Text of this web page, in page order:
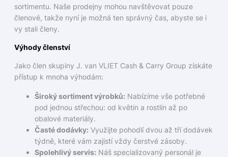
sortimentu. Naše prodejny mohou navštěvovat pouze
členové, takže nyní je možná ten správný čas, abyste se i
vy stali členy.
Výhody členství
Jako člen skupiny J. van VLIET Cash & Carry Group získáte
přístup k mnoha výhodám:
Široký sortiment výrobků: Nabízíme vše potřebné
pod jednou střechou: od květin a rostlin až po
obalové materiály.
Časté dodávky: Využijte pohodlí dvou až tří dodávek
týdně, které vám zajistí vždy čerstvé zásoby.
Spolehlivý servis: Náš specializovaný personál je